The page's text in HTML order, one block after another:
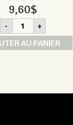
9,60$
- quantité
de
Filet
de
+
AU PANIER